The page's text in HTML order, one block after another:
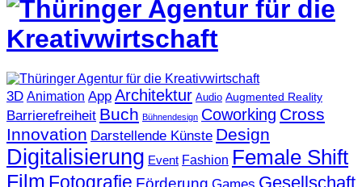
3D Animation App Architektur Audio Augmented Reality
Barrierefreiheit Buch Bühnendesign Coworking Cross
Innovation Darstellende Künste Design
Digitalisierung Event Fashion Female Shift
Film Fotografie Förderung Games Gesellschaft